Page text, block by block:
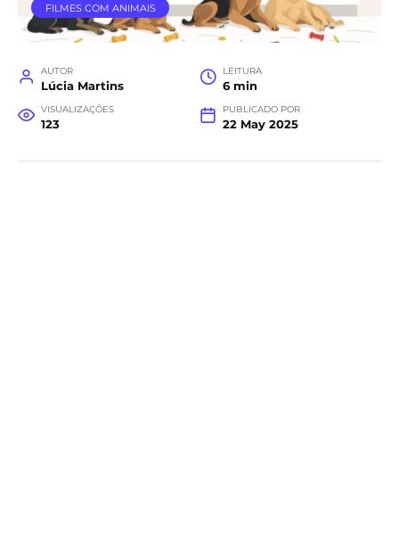
FILMES COM ANIMAIS
AUTOR
Lúcia Martins
LEITURA
6 min
VISUALIZAÇÕES
123
PUBLICADO POR
22 May 2025